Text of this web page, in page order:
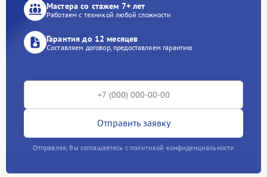
Мастера со стажем 7+ лет
Работаем с техникой любой сложности
Гарантия до 12 месяцев
Составляем договор, предоставляем гарантию
Отправить заявку
Отправляя, Вы соглашаетесь с политикой конфиденциальности